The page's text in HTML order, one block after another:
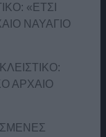
«ΕΤΣΙ
ΝΑΥΑΓΙΟ
ΑΡΧΑΙΟ